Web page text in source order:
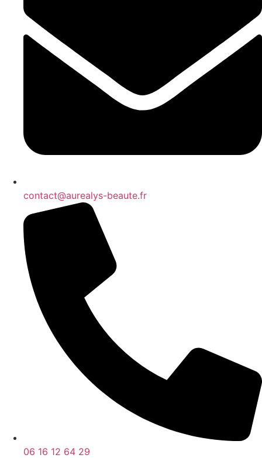
contact@aurealys-beaute.fr
06 16 12 64 29